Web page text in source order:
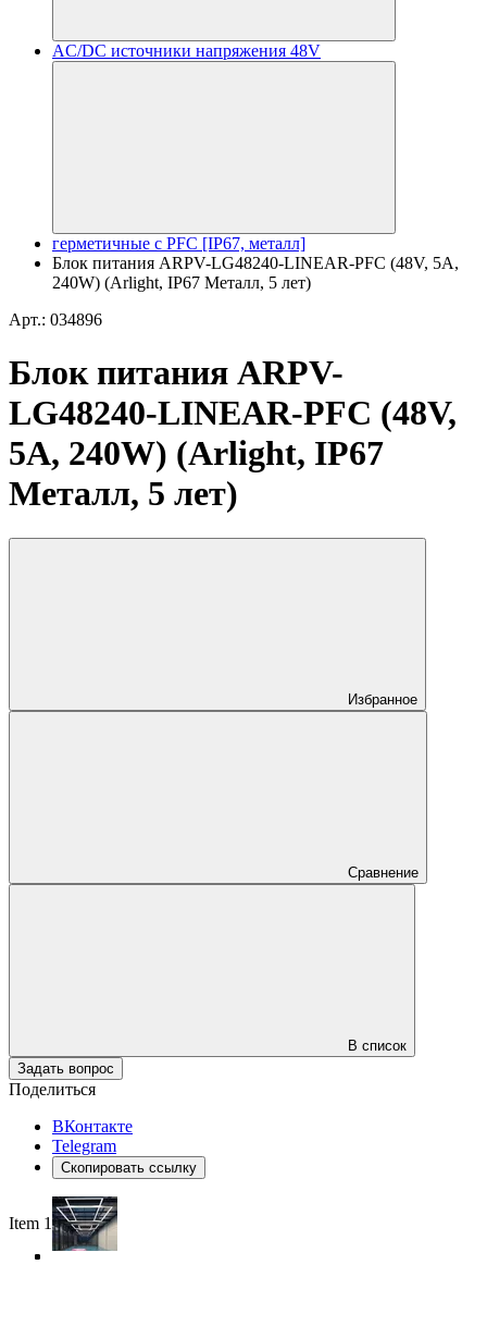
AC/DC источники напряжения 48V
герметичные с PFC [IP67, металл]
Блок питания ARPV-LG48240-LINEAR-PFC (48V, 5A,
240W) (Arlight, IP67 Металл, 5 лет)
Арт.: 034896
Блок питания ARPV-
LG48240-LINEAR-PFC (48V,
5A, 240W) (Arlight, IP67
Металл, 5 лет)
Избранное
Сравнение
В список
Задать вопрос
Поделиться
ВКонтакте
Telegram
Скопировать ссылку
Item 1 of 4